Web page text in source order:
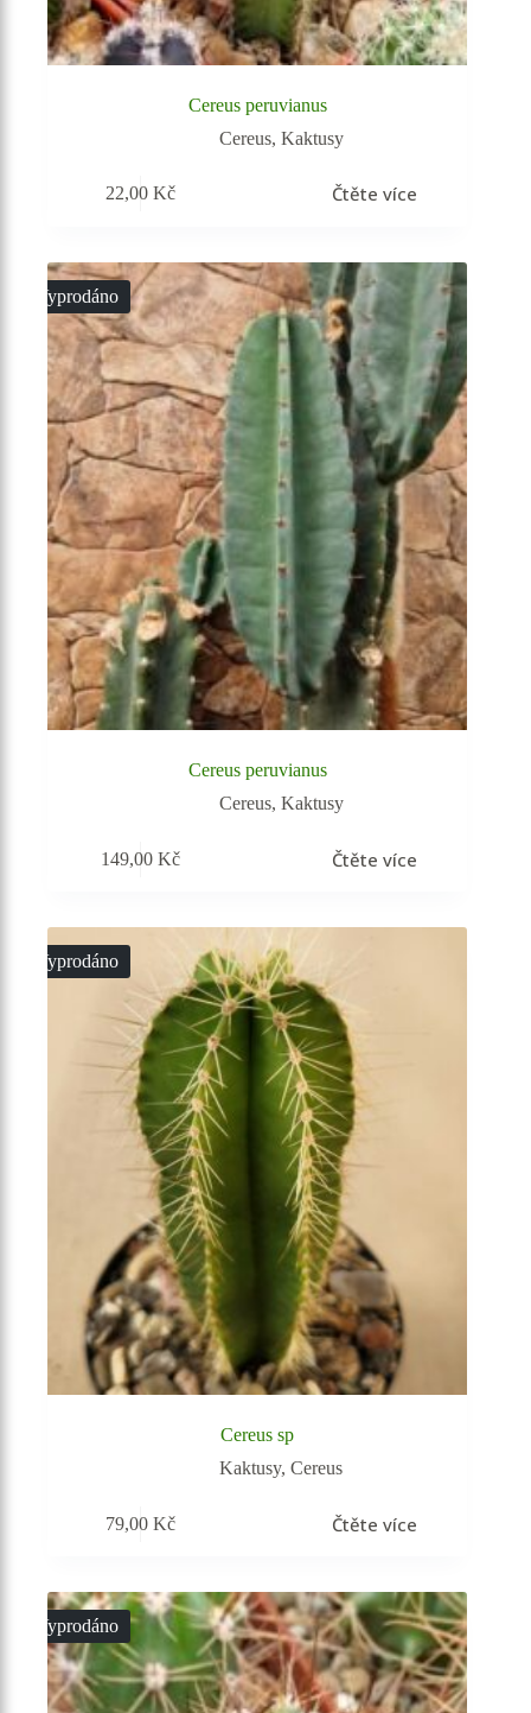
Cereus peruvianus
Cereus, Kaktusy
22,00Kč Čtěte více
Vyprodáno
Cereus peruvianus
Cereus, Kaktusy
149,00Kč Čtěte více
Vyprodáno
Cereus sp
Kaktusy,Cereus
79,00Kč Čtěte více
Vyprodáno